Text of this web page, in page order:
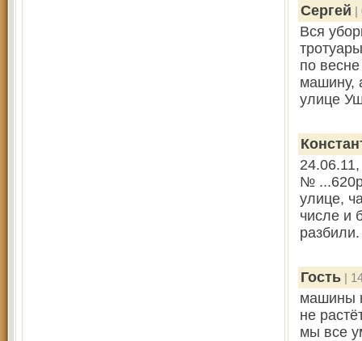
Сергей
Вся
по
машину,
улице
№
улице,
числе и
Гость |
машины
не
мы все